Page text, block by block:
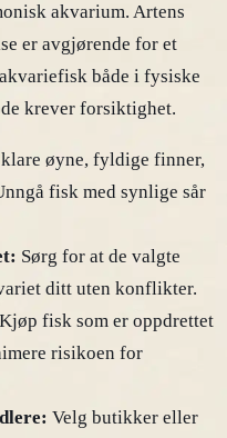
akvarium. Artens
er avgjørende for et
både i fysiske
krever forsiktighet.
klare øyne, fyldige finner,
fisk med synlige sår
Sørg for at de valgte
ditt uten konflikter.
Kjøp fisk som er oppdrettet
risikoen for
Velg butikker eller